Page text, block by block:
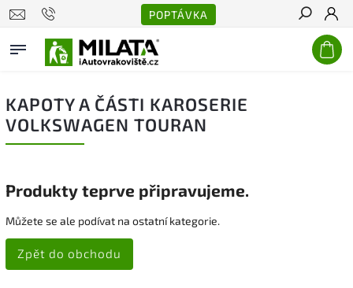
POPTÁVKA
Hledat
KAPOTY A ČÁSTI KAROSERIE
VOLKSWAGEN TOURAN
Produkty teprve připravujeme.
Můžete se ale podívat na ostatní kategorie.
Zpět do obchodu